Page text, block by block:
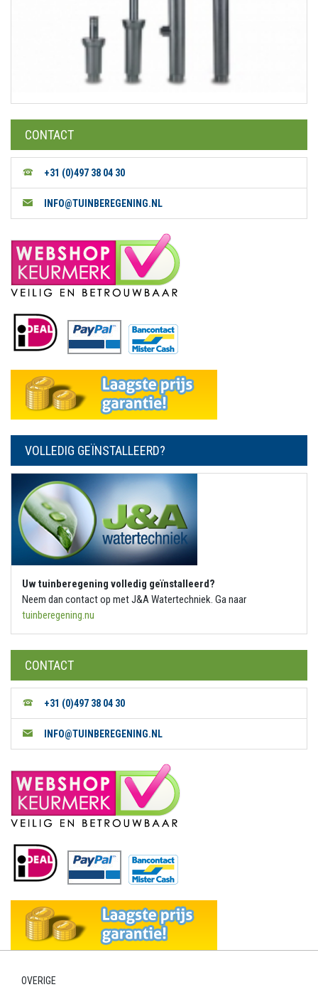
CONTACT
+31 (0)497 38 04 30
INFO@TUINBEREGENING.NL
VOLLEDIG GEÏNSTALLEERD?
Uw tuinberegening volledig geïnstalleerd?
Neem dan contact op met J&A Watertechniek. Ga naar
tuinberegening.nu
CONTACT
+31 (0)497 38 04 30
INFO@TUINBEREGENING.NL
OVERIGE